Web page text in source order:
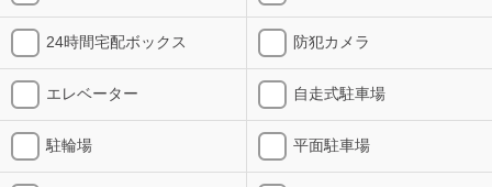
24時間宅配ボックス 防犯カメラ
エレベーター 自走式駐車場
駐輪場 平面駐車場